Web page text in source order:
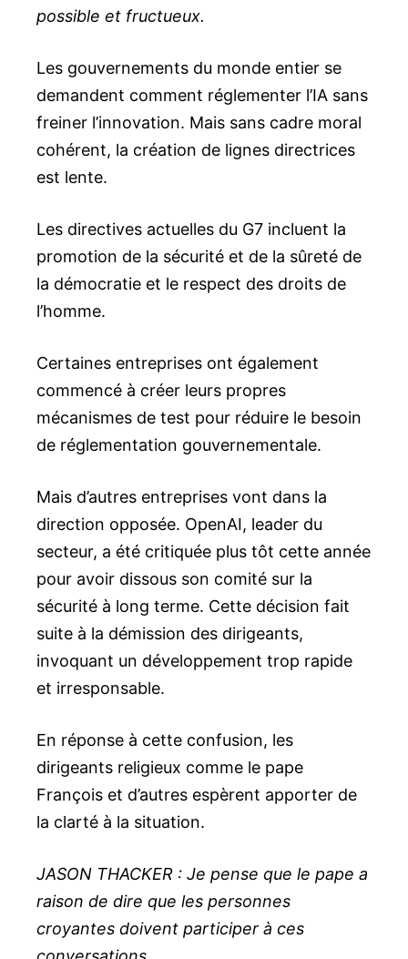
possible et fructueux.
Les gouvernements du monde entier se
demandent comment réglementer l’IA sans
freiner l’innovation. Mais sans cadre moral
cohérent, la création de lignes directrices
est lente.
Les directives actuelles du G7 incluent la
promotion de la sécurité et de la sûreté de
la démocratie et le respect des droits de
l’homme.
Certaines entreprises ont également
commencé à créer leurs propres
mécanismes de test pour réduire le besoin
de réglementation gouvernementale.
Mais d’autres entreprises vont dans la
direction opposée. OpenAI, leader du
secteur, a été critiquée plus tôt cette année
pour avoir dissous son comité sur la
sécurité à long terme. Cette décision fait
suite à la démission des dirigeants,
invoquant un développement trop rapide
et irresponsable.
En réponse à cette confusion, les
dirigeants religieux comme le pape
François et d’autres espèrent apporter de
la clarté à la situation.
JASON THACKER : Je pense que le pape a
raison de dire que les personnes
croyantes doivent participer à ces